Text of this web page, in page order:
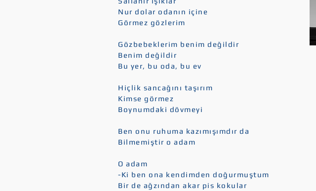
Nur dolar odanın içine
Görmez gözlerim
Gözbebeklerim benim değildir
Benim değildir
Bu yer, bu oda, bu ev
Hiçlik sancağını taşırım
Kimse görmez
Boynumdaki dövmeyi
Ben onu ruhuma kazımışımdır da
Bilmemiştir o adam
O adam
-Ki ben ona kendimden doğurmuştum
Bir de ağzından akar pis kokular